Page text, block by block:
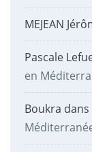
MEJEAN
Pascale
en
Boukra dans